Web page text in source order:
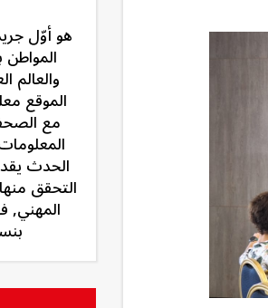
هو أوّل
والعالم
الموقع
مع
الحدث
التحقق
المهني,